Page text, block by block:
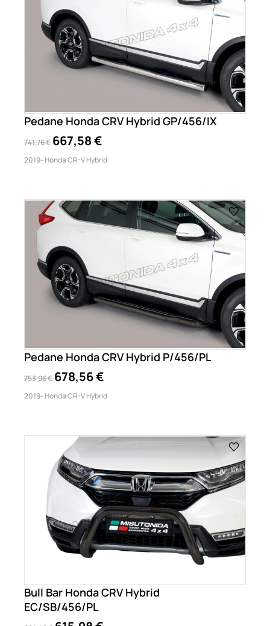
Pedane Honda CRV Hybrid GP/456/IX
741,76 € 667,58 €
2019- Honda CR-V Hybrid
Pedane Honda CRV Hybrid P/456/PL
753,96 € 678,56 €
2019- Honda CR-V Hybrid
Bull Bar Honda CRV Hybrid
EC/SB/456/PL